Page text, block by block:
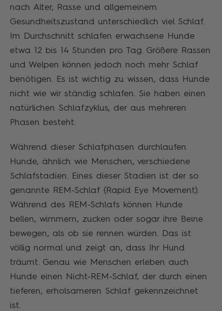
nach Alter, Rasse und allgemeinem
Gesundheitszustand unterschiedlich viel Schlaf.
Im Durchschnitt schlafen erwachsene Hunde
etwa 12 bis 14 Stunden pro Tag. Größere Rassen
und Welpen können jedoch noch mehr Schlaf
benötigen. Es ist wichtig zu wissen, dass Hunde
nicht wie wir ständig schlafen. Sie haben einen
natürlichen Schlafzyklus, der aus mehreren
Phasen besteht.
Während dieser Schlafphasen durchlaufen
Hunde, ähnlich wie Menschen, verschiedene
Schlafstadien. Eines dieser Stadien ist der so
genannte REM-Schlaf (Rapid Eye Movement).
Während des REM-Schlafs können Hunde
bellen, wimmern, zucken oder sogar ihre Beine
bewegen, als ob sie rennen würden. Das ist
völlig normal und zeigt an, dass Ihr Hund
träumt. Genau wie Menschen erleben auch
Hunde einen Nicht-REM-Schlaf, der durch einen
tieferen, erholsameren Schlaf gekennzeichnet
ist.